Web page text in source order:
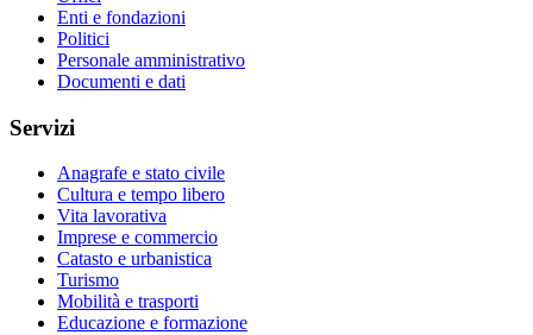
Enti e fondazioni
Politici
Personale amministrativo
Documenti e dati
Servizi
Anagrafe e stato civile
Cultura e tempo libero
Vita lavorativa
Imprese e commercio
Catasto e urbanistica
Turismo
Mobilità e trasporti
Educazione e formazione